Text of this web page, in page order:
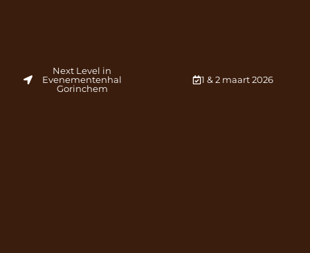
Next Level in
Evenementenhal
Gorinchem
1 & 2 maart 2026